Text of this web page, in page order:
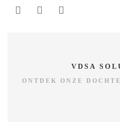
VDSA
ONTDEK ONZE